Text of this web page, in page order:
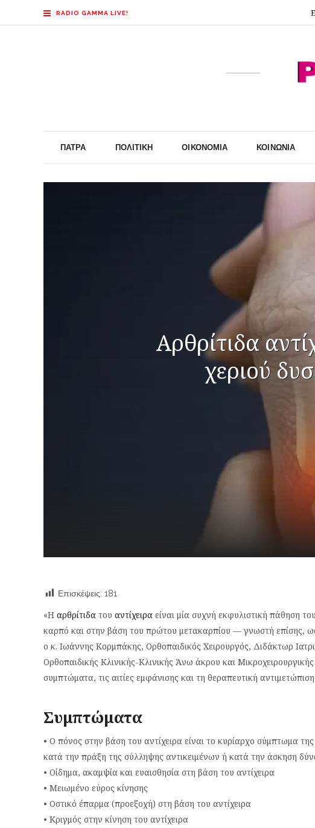
RADIO GAMMA LIVE!
ΠΆΤΡΑ ΠΟΛΙΤΙΚΉ ΟΙΚΟΝΟΜΊΑ ΚΟΙΝΩΝΊΑ
Αρθρίτιδα
χεριού
Επισκέψεις: 181
«Η αρθρίτιδα του αντίχειρα είναι μία συχνή εκφυλιστική πάθηση
καρπό και στην βάση του πρώτου μετακαρπίου — γνωστή επίσης,
ο κ. Ιωάννης Κορμπάκης, Ορθοπαιδικός Χειρουργός, Διδάκτωρ
Ορθοπαιδικής Κλινικής-Κλινικής Άνω άκρου και Μικροχειρουργικής
συμπτώματα, τις αιτίες εμφάνισης και τη θεραπευτική
Συμπτώματα
• Ο πόνος στην βάση του αντίχειρα είναι το κυρίαρχο σύμπτωμα
κατά την πράξη της σύλληψης αντικειμένων ή κατά την άσκηση
• Οίδημα, ακαμψία και ευαισθησία στη βάση του αντίχειρα
• Μειωμένο εύρος κίνησης
• Οστικό έπαρμα (προεξοχή) στη βάση του αντίχειρα
• Κριγμός στην κίνηση του αντίχειρα